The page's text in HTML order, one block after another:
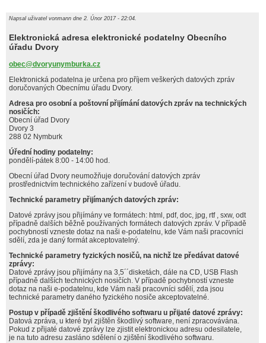
Napsal uživatel vonmann dne 2. Únor 2017 - 22:04.
Elektronická adresa elektronické podatelny Obecního
úřadu Dvory
obec@dvoryunymburka.cz
Elektronická podatelna je určena pro příjem veškerých datových zpráv
doručovaných Obecnímu úřadu Dvory.
Adresa pro osobní a poštovní přijímání datových zpráv na technických
nosičích:
Obecní úřad Dvory
Dvory 3
288 02 Nymburk
Úřední hodiny podatelny:
pondělí-pátek 8:00 - 14:00 hod.
Obecní úřad Dvory neumožňuje doručování datových zpráv
prostřednictvím technického zařízení v budově úřadu.
Technické parametry přijímaných datových zpráv:
Datové zprávy jsou přijímány ve formátech: html, pdf, doc, jpg, rtf , sxw, odt
případně dalších běžně používaných formátech datových zpráv. V případě
pochybností vzneste dotaz na naši e-podatelnu, kde Vám naši pracovníci
sdělí, zda je daný formát akceptovatelný.
Technické parametry fyzických nosičů, na nichž lze předávat datové
zprávy:
Datové zprávy jsou přijímány na 3,5´´disketách, dále na CD, USB Flash
případně dalších technických nosičích. V případě pochybností vzneste
dotaz na naši e-podatelnu, kde Vám naši pracovníci sdělí, zda jsou
technické parametry daného fyzického nosiče akceptovatelné.
Postup v případě zjištění škodlivého softwaru u přijaté datové zprávy:
Datová zpráva, u které byl zjištěn škodlivý software, není zpracovávána.
Pokud z přijaté datové zprávy lze zjistit elektronickou adresu odesilatele,
je na tuto adresu zasláno sdělení o zjištění škodlivého softwaru.